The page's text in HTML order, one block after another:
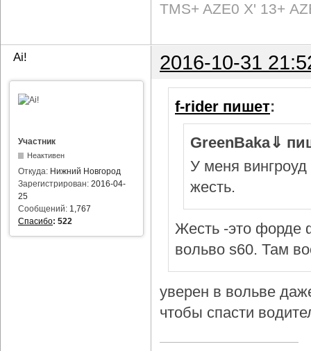
TMS+ AZE0 Х' 13+
Ai! 2016-10-31
Участник
Неактивен
Откуда: Нижний Новгород
Зарегистрирован: 2016-04-
25
Сообщений: 1,767
Спасибо: 522
f-rider пишет:
GreenBaka⇓
У меня вингроуд
жесть.
Жесть -это форде
вольво s60. Там
уверен в вольве
чтобы спасти